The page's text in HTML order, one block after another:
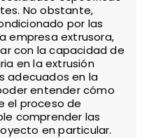
No obstante,
por las
empresa extrusora,
con la capacidad de
en la extrusión
adecuados en la
entender cómo
el proceso de
comprender las
en particular.